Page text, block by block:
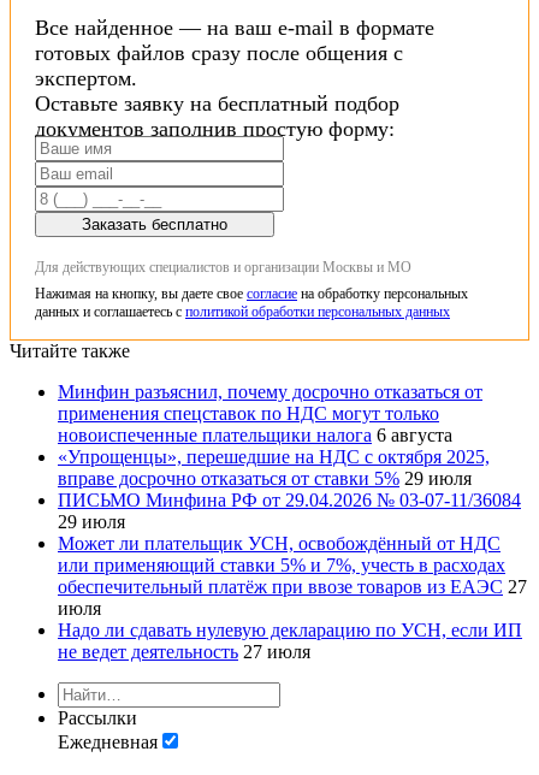
Все найденное — на ваш e-mail в формате
готовых файлов сразу после общения с
экспертом.
Оставьте заявку на бесплатный подбор
документов заполнив простую форму:
Заказать бесплатно
Для действующих специалистов и организации Москвы и МО
Нажимая на кнопку, вы даете свое согласие на обработку персональных
данных и соглашаетесь с политикой обработки персональных данных
Читайте также
Минфин разъяснил, почему досрочно отказаться от
применения спецставок по НДС могут только
новоиспеченные плательщики налога 6 августа
«Упрощенцы», перешедшие на НДС с октября 2025,
вправе досрочно отказаться от ставки 5% 29 июля
ПИСЬМО Минфина РФ от 29.04.2026 № 03-07-11/36084
29 июля
Может ли плательщик УСН, освобождённый от НДС
или применяющий ставки 5% и 7%, учесть в расходах
обеспечительный платёж при ввозе товаров из ЕАЭС 27
июля
Надо ли сдавать нулевую декларацию по УСН, если ИП
не ведет деятельность 27 июля
Рассылки
Ежедневная